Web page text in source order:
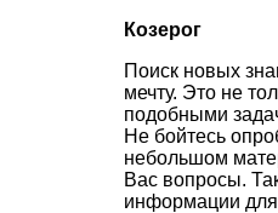
Козерог
Поиск новых
мечту. Это не
подобными
Не бойтесь
небольшом
Вас вопросы.
информации